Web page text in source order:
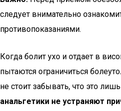
следует внимательно
противопоказаниями.
Когда болит ухо и отдает в
пытаются ограничиться
не стоит забывать, что это
анальгетики не устраняют